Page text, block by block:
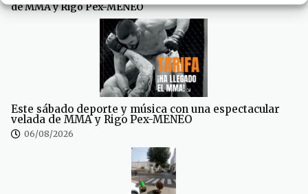
de MMA y Rigo Pex-MENEO
Este sábado deporte y música con una espectacular
velada de MMA y Rigo Pex-MENEO
06/08/2026